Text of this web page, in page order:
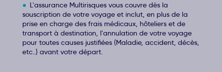
L'assurance Multirisques vous couvre dès la
souscription de votre voyage et inclut, en plus de la
prise en charge des frais médicaux, hôteliers et de
transport à destination, l'annulation de votre voyage
pour toutes causes justifiées (Maladie, accident, décès,
etc..) avant votre départ.